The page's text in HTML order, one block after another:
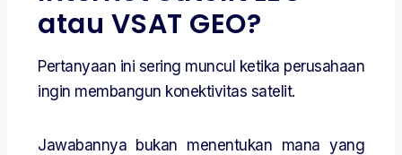
atau VSAT GEO?
Pertanyaan ini sering muncul ketika perusahaan
ingin membangun konektivitas satelit.
Jawabannya bukan menentukan mana yang